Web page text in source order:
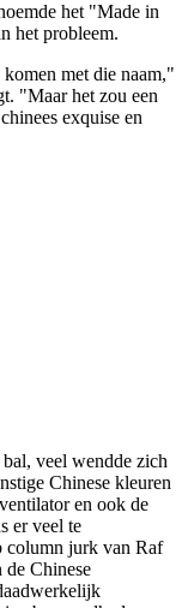
het "Made in
het probleem.
met die naam,"
"Maar het zou een
exquise en
veel wendde zich
Chinese kleuren
en ook de
er veel te
column jurk van Raf
de Chinese